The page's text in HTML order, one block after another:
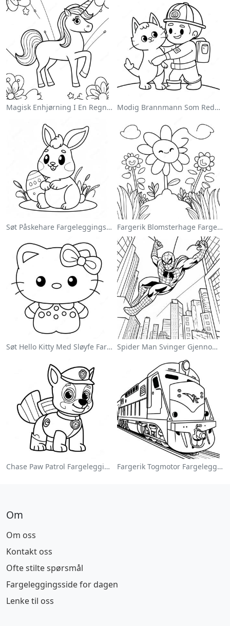
Magisk Enhjørning I En Regnbue Fargeleggingsside Modig Brannmann Som Redder En Katt Fargeleggingsside
Søt Påskehare Fargeleggingsside Fargerik Blomsterhage Fargeleggingsside
Søt Hello Kitty Med Sløyfe Fargeleggingsside Spider Man Svinger Gjennom Byen Fargeleggingsside
Chase Paw Patrol Fargeleggingsside Fargerik Togmotor Fargeleggingsside
Om
Om oss
Kontakt oss
Ofte stilte spørsmål
Fargeleggingsside for dagen
Lenke til oss